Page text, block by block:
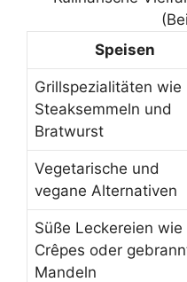
Speisen
Grillspezialitäten wie
Steaksemmeln und
Bratwurst
Vegetarische und
vegane Alternativen
Süße Leckereien wie
Crêpes oder
Mandeln